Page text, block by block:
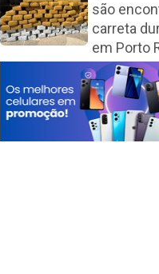
são
carreta
em Porto